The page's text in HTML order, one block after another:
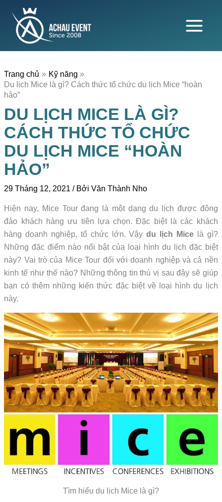
Trang chủ
Kỹ năng
Du lịch Mice là gì? Cách thức tổ chức du lịch Mice “hoàn
hảo”
DU LỊCH MICE LÀ GÌ?
CÁCH THỨC TỔ CHỨC
DU LỊCH MICE “HOÀN
HẢO”
29 Tháng 12, 2021/ BởiVăn Thành Nho
Hiện nay, Mice Tour đang là một dạng du lịch được đông
đảo khách hàng ưu tiên lựa chọn. Đặc biệt là các khách
hàng doanh nghiệp, tổ chức lớn. Vậydu lịch Micelà gì?
Những đặc điểm nào nổi bật của loại hình du lịch đặc biệt
này? Vai trò của Mice Tour đối với doanh nghiệp và cả nền
kinh tế như thế nào? Những thông tin thú vị sau đây sẽ giúp
bạn có thêm những kiến thức đặc biệt về loại hình du lịch
này.
Tìm hiểu du lịch Mice là gì?